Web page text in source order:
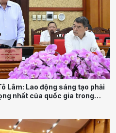
Lâm: Lao động sáng tạo phải
nhất của quốc gia trong